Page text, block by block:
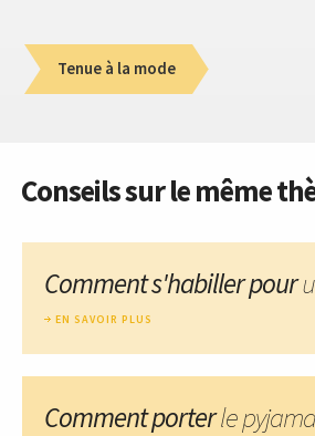
Tenue à la mode
Conseils sur le même
Comment s'habiller pour
EN SAVOIR PLUS
Comment porterle